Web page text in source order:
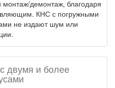
монтаж/демонтаж, благодаря
КНС с погружными
не издают шум или
двумя и более